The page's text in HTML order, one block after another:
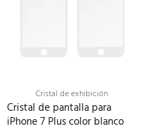
Cristal de exhibición
Cristal de pantalla para
iPhone 7 Plus color blanco